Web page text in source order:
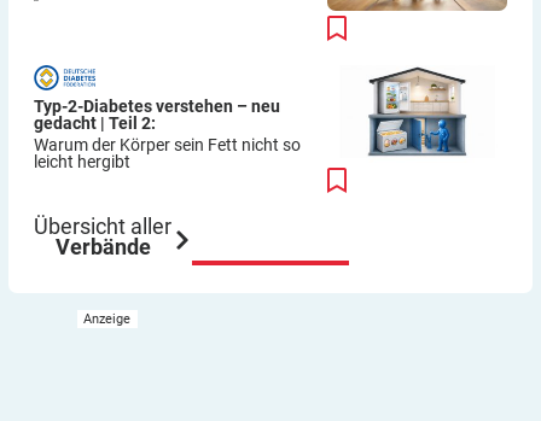
Typ-2-Diabetes verstehen – neu
gedacht | Teil 2:
Warum der Körper sein Fett nicht so
leicht hergibt
Übersicht aller
Verbände